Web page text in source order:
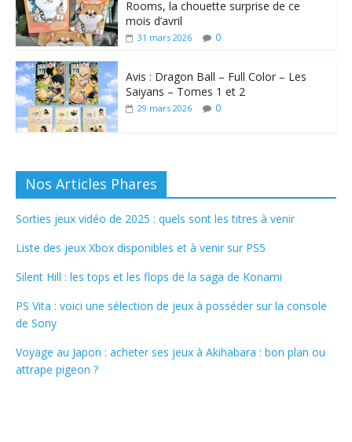
Rooms, la chouette surprise de ce
mois d’avril
31 mars 2026 0
Avis : Dragon Ball – Full Color – Les
Saiyans – Tomes 1 et 2
29 mars 2026 0
Nos Articles Phares
Sorties jeux vidéo de 2025 : quels sont les titres à venir
Liste des jeux Xbox disponibles et à venir sur PS5
Silent Hill : les tops et les flops de la saga de Konami
PS Vita : voici une sélection de jeux à posséder sur la console
de Sony
Voyage au Japon : acheter ses jeux à Akihabara : bon plan ou
attrape pigeon ?